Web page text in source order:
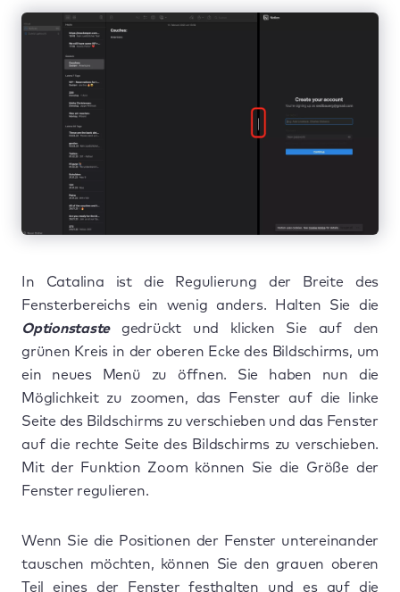
In Catalina ist die Regulierung der Breite des
Fensterbereichs ein wenig anders. Halten Sie die
Optionstaste gedrückt und klicken Sie auf den
grünen Kreis in der oberen Ecke des Bildschirms, um
ein neues Menü zu öffnen. Sie haben nun die
Möglichkeit zu zoomen, das Fenster auf die linke
Seite des Bildschirms zu verschieben und das Fenster
auf die rechte Seite des Bildschirms zu verschieben.
Mit der Funktion Zoom können Sie die Größe der
Fenster regulieren.
Wenn Sie die Positionen der Fenster untereinander
tauschen möchten, können Sie den grauen oberen
Teil eines der Fenster festhalten und es auf die